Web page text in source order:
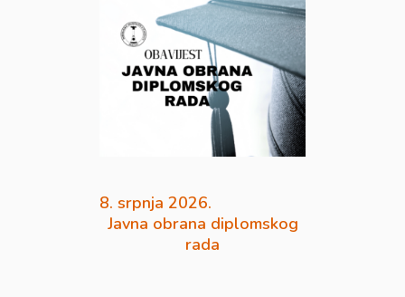
8. srpnja 2026.
Javna obrana diplomskog
rada